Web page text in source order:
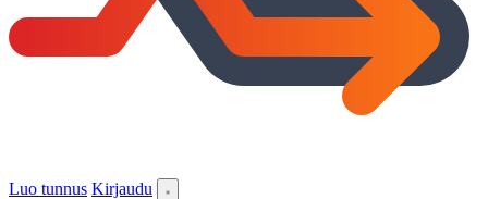
Luo tunnus Kirjaudu